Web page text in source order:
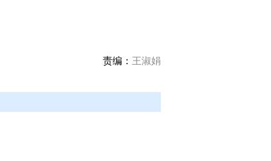
责编： 王淑娟